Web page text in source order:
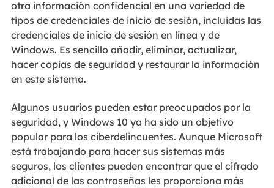
otra información confidencial en una variedad de
tipos de credenciales de inicio de sesión, incluidas las
credenciales de inicio de sesión en línea y de
Windows. Es sencillo añadir, eliminar, actualizar,
hacer copias de seguridad y restaurar la información
en este sistema.
Algunos usuarios pueden estar preocupados por la
seguridad, y Windows 10 ya ha sido un objetivo
popular para los ciberdelincuentes. Aunque Microsoft
está trabajando para hacer sus sistemas más
seguros, los clientes pueden encontrar que el cifrado
adicional de las contraseñas les proporciona más